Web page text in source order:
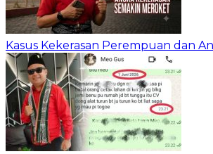
Kasus Kekerasan Perempuan dan